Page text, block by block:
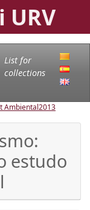
URV
List for
collections
Ambiental2013
estudo